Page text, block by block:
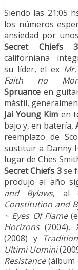
Siendo las 21:05
los números
ansiedad por
Secret Chiefs 3
californiana
su líder, el ex
Faith no
Spruance en
mástil,
Jai Young Kim en
bajo y, en batería,
reemplazo de
sustituir a Danny
lugar de Ches
Secret Chiefs 3se
produjo al año
and Bylaws, al
Constitution and
~ Eyes Of Flame
Horizons(2004),
(2008) y
Ultimi Uomini
Resistance(álbum